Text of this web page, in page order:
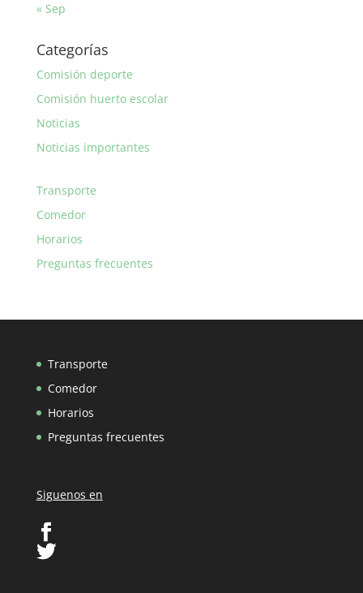
« Sep
Categorías
Comisión deporte
Comisión huerto escolar
Noticias
Noticias importantes
Transporte
Comedor
Horarios
Preguntas frecuentes
Transporte
Comedor
Horarios
Preguntas frecuentes
Siguenos en